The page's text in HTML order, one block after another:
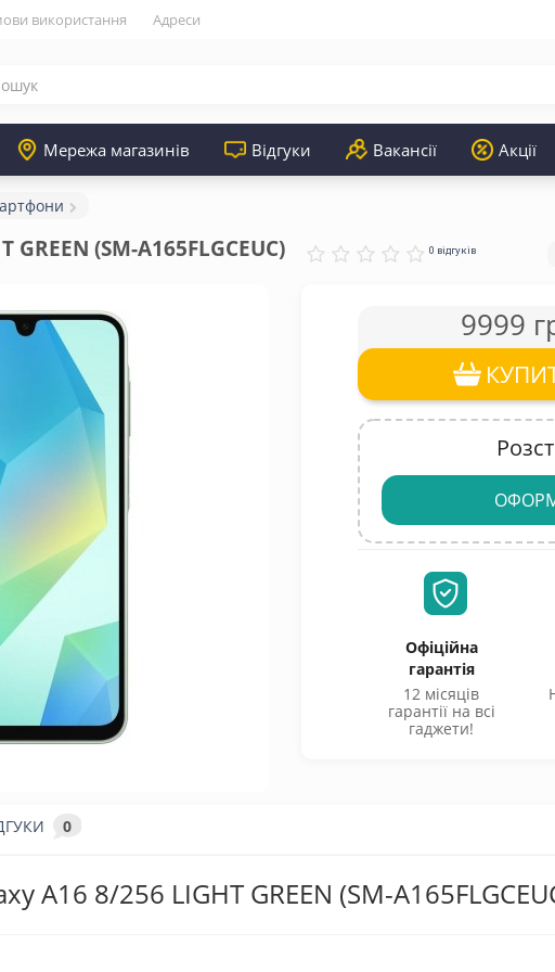
використання Адреси
Мережа магазинів Відгуки Вакансії Акції
(SM-A165FLGCEUC) 0 відгуків
9999
Офіційна
гарантія
12 місяців
гарантії на всі
гаджети!
0
A16 8/256 LIGHT GREEN (SM-